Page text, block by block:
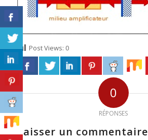
Post Views: 0
0
RÉPONSES
Laisser un commentaire